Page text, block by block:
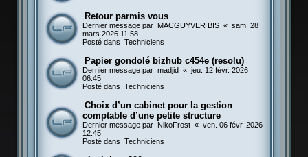
Retour parmis vous
Dernier message par MACGUYVER BIS « sam. 28
mars 2026 11:58
Posté dans Techniciens
Papier gondolé bizhub c454e (resolu)
Dernier message par madjid « jeu. 12 févr. 2026
06:45
Posté dans Techniciens
Choix d’un cabinet pour la gestion
comptable d’une petite structure
Dernier message par NikoFrost « ven. 06 févr. 2026
12:45
Posté dans Techniciens